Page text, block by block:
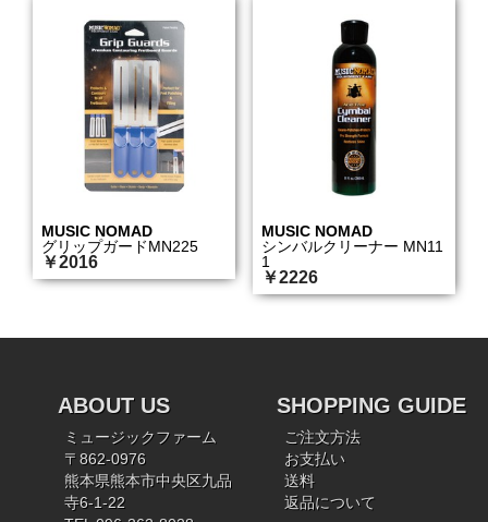
MUSIC NOMAD
グリップガードMN225
￥2016
MUSIC NOMAD
シンバルクリーナー MN11
1
￥2226
ABOUT US
ミュージックファーム
〒862-0976
熊本県熊本市中央区九品
寺6-1-22
SHOPPING GUIDE
ご注文方法
お支払い
送料
返品について